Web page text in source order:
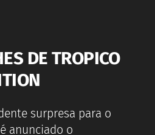
DE TROPICO
surpresa para o
anunciado o